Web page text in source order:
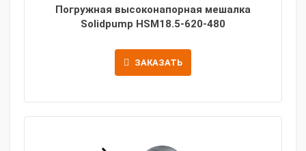
Погружная высоконапорная мешалка
Solidpump HSM18.5-620-480
ЗАКАЗАТЬ